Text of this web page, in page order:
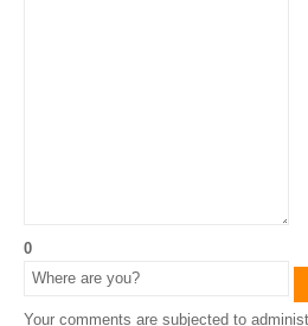
0
Your comments are subjected to